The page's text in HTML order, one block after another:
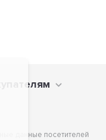
данные посетителей